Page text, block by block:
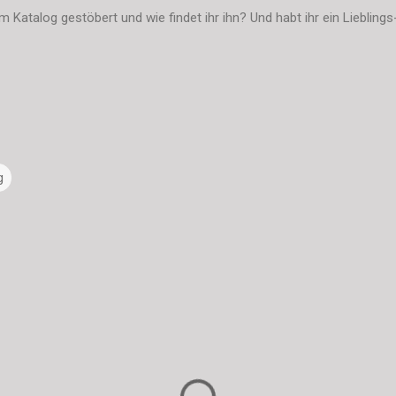
Katalog gestöbert und wie findet ihr ihn? Und habt ihr ein